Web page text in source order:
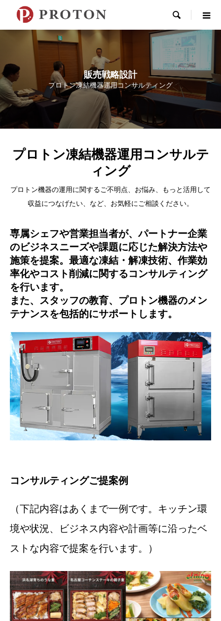

販売戦略設計
プロトン凍結機器運用コンサルティング
プロトン凍結機器運用コンサルテ
ィング
プロトン機器の運用に関するご不明点、お悩み、もっと活用して
収益につなげたい、など、お気軽にご相談ください。
専属シェフや営業担当者が、パートナー企業
のビジネスニーズや課題に応じた解決方法や
施策を提案。最適な凍結・解凍技術、作業効
率化やコスト削減に関するコンサルティング
を行います。
また、スタッフの教育、プロトン機器のメン
テナンスを包括的にサポートします。
コンサルティングご提案例
（下記内容はあくまで一例です。キッチン環
境や状況、ビジネス内容や計画等に沿ったベ
ストな内容で提案を行います。）